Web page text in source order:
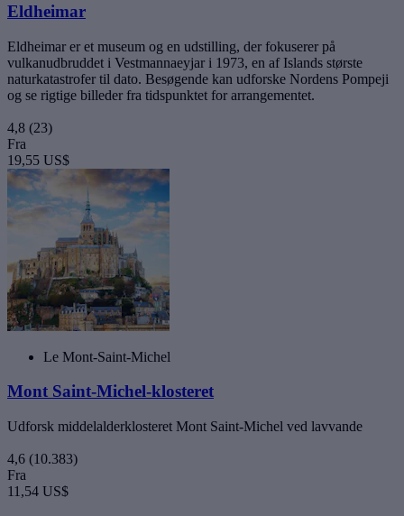
Eldheimar
Eldheimar er et museum og en udstilling, der fokuserer på
vulkanudbruddet i Vestmannaeyjar i 1973, en af Islands største
naturkatastrofer til dato. Besøgende kan udforske Nordens Pompeji
og se rigtige billeder fra tidspunktet for arrangementet.
4,8 (23)
Fra
19,55 US$
Le Mont-Saint-Michel
Mont Saint-Michel-klosteret
Udforsk middelalderklosteret Mont Saint-Michel ved lavvande
4,6 (10.383)
Fra
11,54 US$